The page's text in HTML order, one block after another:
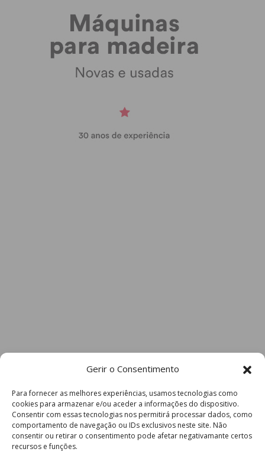
Gerir o Consentimento
Para fornecer as melhores experiências, usamos tecnologias como
cookies para armazenar e/ou aceder a informações do dispositivo.
Consentir com essas tecnologias nos permitirá processar dados, como
comportamento de navegação ou IDs exclusivos neste site. Não
consentir ou retirar o consentimento pode afetar negativamante certos
recursos e funções.